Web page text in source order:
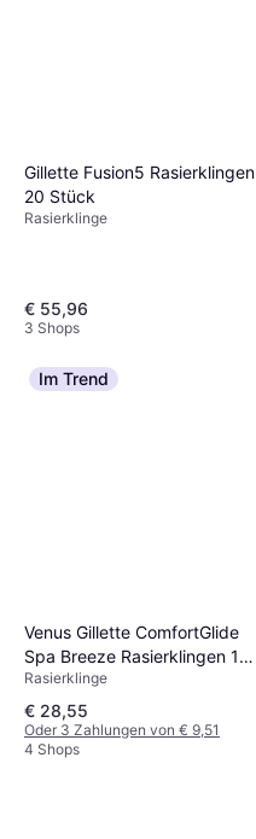
Gillette Fusion5 Rasierklingen
20 Stück
Rasierklinge
€ 55,96
3 Shops
Im Trend
Venus Gillette ComfortGlide
Spa Breeze Rasierklingen 10
St
Rasierklinge
€ 28,55
Oder 3 Zahlungen von € 9,51
4 Shops